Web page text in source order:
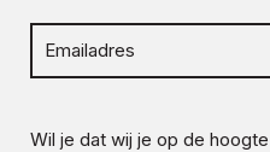
Wil je dat wij je op de